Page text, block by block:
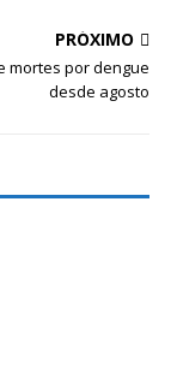
PRÓXIMO
mortes por dengue
desde agosto